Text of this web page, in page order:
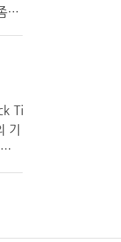
거
CoTi
기